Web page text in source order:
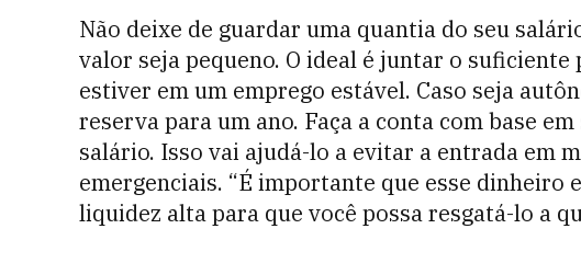
Não deixe de guardar uma quantia do seu
valor seja pequeno. O ideal é juntar o suficiente
estiver em um emprego estável. Caso seja
reserva para um ano. Faça a conta com base
salário. Isso vai ajudá-lo a evitar a entrada em
emergenciais. “É importante que esse dinheiro
liquidez alta para que você possa resgatá-lo a